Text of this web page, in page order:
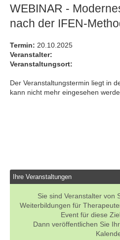
WEBINAR -
nach der IFEN-
Termin: 20.10.2025
Veranstalter:
Veranstaltungsort:
Der Veranstaltungstermin liegt in
kann nicht mehr eingesehen
Ihre Veranstaltungen
Sie sind Veranstalter von
Weiterbildungen für
Event für diese
Dann veröffentlichen Sie